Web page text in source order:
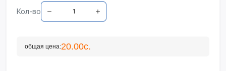
Кол-во
общая цена:20.00с.